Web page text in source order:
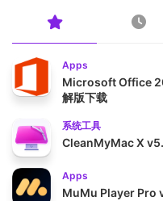
Apps
Microsoft Office
解版下载
系统工具
CleanMyMac X
Apps
MuMu Player Pro